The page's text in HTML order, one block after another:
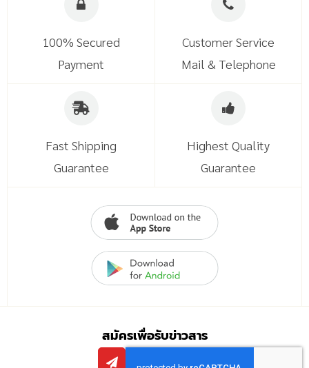
100% Secured
Payment
Customer Service
Mail & Telephone
Fast Shipping
Guarantee
Highest Quality
Guarantee
สมัครเพื่อรับข่าวสาร